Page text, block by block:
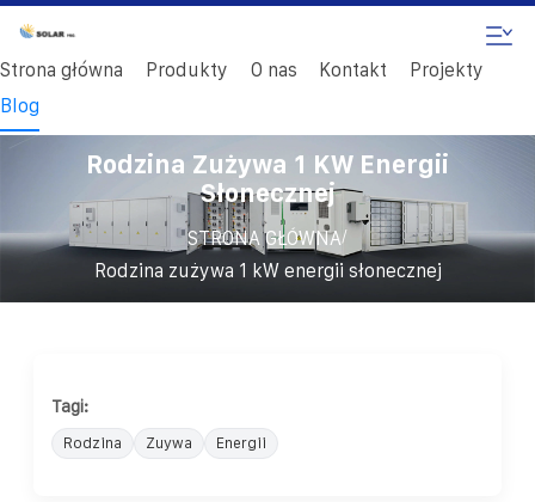
Strona główna Produkty O nas Kontakt
Projekty
Blog
Rodzina Zużywa 1 KW Energii
Słonecznej
STRONA GŁÓWNA/
Rodzina zużywa 1 kW energii słonecznej
Tagi:
Rodzina Zuywa Energii